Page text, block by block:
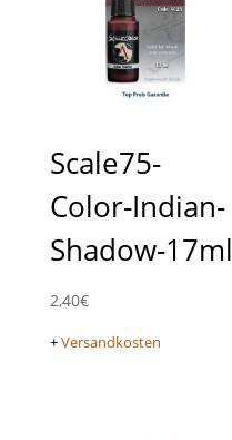
Scale75-
Color-Indian-
Shadow-17ml
2,40€
+Versandkosten